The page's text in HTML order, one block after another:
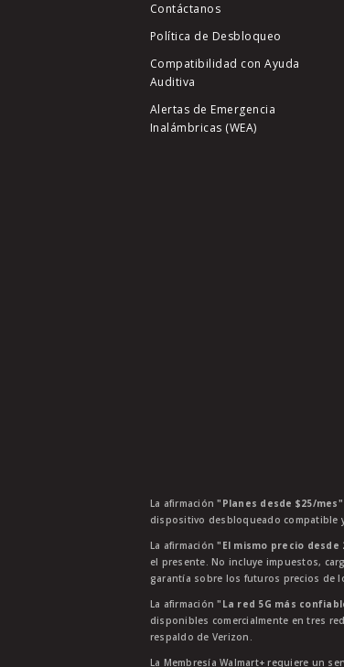
Contáctanos
Política de Desbloqueo
Compatibilidad con Ayuda
Auditiva
Alertas de Emergencia
Inalámbricas (WEA)
La afirmación"Planes desde $25/mes"
dispositivo desbloqueado compatible
La afirmación"El mismo precio desde
el presente. No incluye impuestos,
garantía sobre los futuros precios de
La afirmación"La red 5G más
disponibles comercialmente en tres
respaldo de Verizon.
La Membresía Walmart+ requiere un